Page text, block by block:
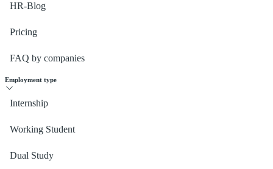
HR-Blog
Pricing
FAQ by companies
Employment type
Internship
Working Student
Dual Study